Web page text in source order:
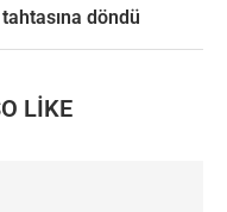
döndü
LIKE